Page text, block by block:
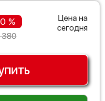
%
380
Цена на
сегодня